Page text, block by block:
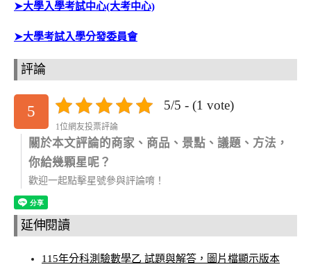
➤大學入學考試中心(大考中心)
➤大學考試入學分發委員會
評論
5 5/5 - (1 vote)
1位網友投票評論
關於本文評論的商家、商品、景點、議題、方法，
你給幾顆星呢？
歡迎一起點擊星號參與評論唷！
延伸閱讀
115年分科測驗數學乙 試題與解答，圖片檔顯示版本